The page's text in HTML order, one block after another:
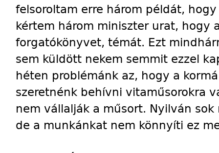
felsoroltam erre három példát,
kértem három miniszter urat, hogy
forgatókönyvet, témát. Ezt
sem küldött nekem semmit ezzel
héten problémánk az, hogy a
szeretnénk behívni vitaműsorokra
nem vállalják a műsort. Nyilván
de a munkánkat nem könnyíti ez